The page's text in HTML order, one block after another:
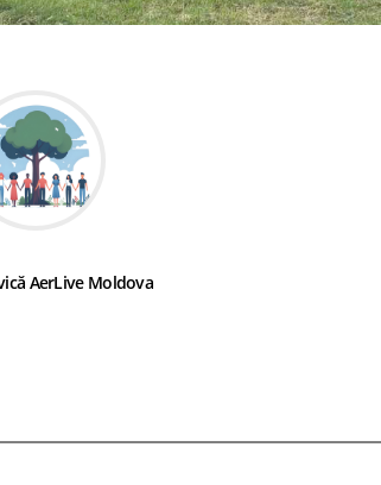
AerLive Moldova